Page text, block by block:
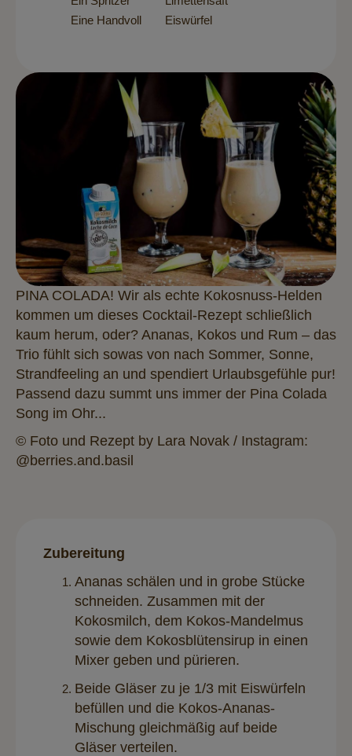
Eine Handvoll
Eiswürfel
PINA COLADA! Wir als echte Kokosnuss-Helden
kommen um dieses Cocktail-Rezept schließlich
kaum herum, oder? Ananas, Kokos und Rum – das
Trio fühlt sich sowas von nach Sommer, Sonne,
Strandfeeling an und spendiert Urlaubsgefühle pur!
Passend dazu summt uns immer der Pina Colada
Song im Ohr...
© Foto und Rezept by Lara Novak / Instagram:
@berries.and.basil
Zubereitung
Ananas schälen und in grobe Stücke
schneiden. Zusammen mit der
Kokosmilch, dem Kokos-Mandelmus
sowie dem Kokosblütensirup in einen
Mixer geben und pürieren.
Beide Gläser zu je 1/3 mit Eiswürfeln
befüllen und die Kokos-Ananas-
Mischung gleichmäßig auf beide
Gläser verteilen.